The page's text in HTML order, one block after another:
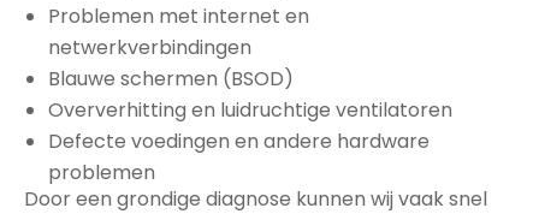
Problemen met internet en
netwerkverbindingen
Blauwe schermen (BSOD)
Oververhitting en luidruchtige ventilatoren
Defecte voedingen en andere hardware
problemen
Door een grondige diagnose kunnen wij vaak snel